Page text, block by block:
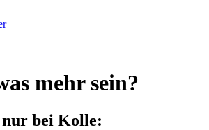
mehr sein?
nur bei Kolle: